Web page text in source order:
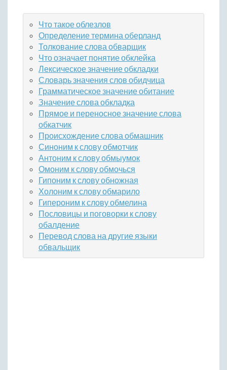
Что такое облезлов
Определение термина оберланд
Толкование слова обварщик
Что означает понятие обклейка
Лексическое значение обкладки
Словарь значения слов обидчица
Грамматическое значение обитание
Значение слова обкладка
Прямое и переносное значение слова
обкатчик
Происхождение слова обмашник
Синоним к слову обмотчик
Антоним к слову обмыумок
Омоним к слову обмочься
Гипоним к слову обножная
Холоним к слову обмарило
Гипероним к слову обмелина
Пословицы и поговорки к слову
обалдение
Перевод слова на другие языки
обвальщик